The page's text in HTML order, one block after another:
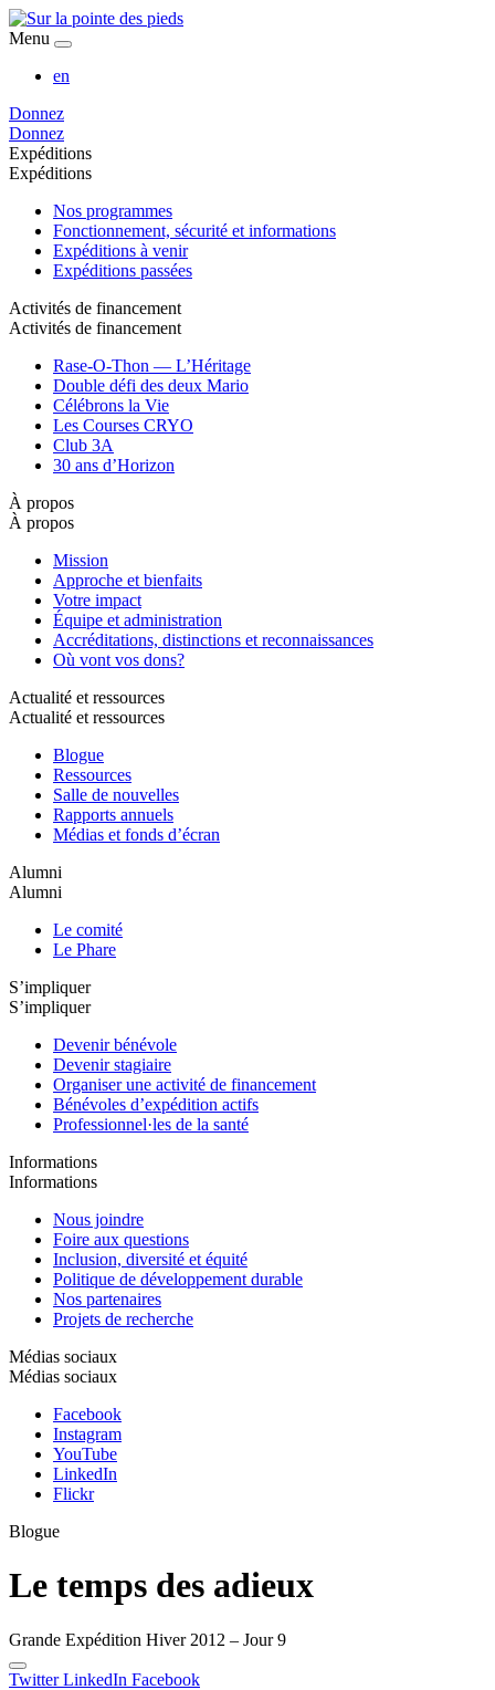
Menu
en
Donnez
Donnez
Expéditions
Expéditions
Nos programmes
Fonctionnement, sécurité et informations
Expéditions à venir
Expéditions passées
Activités de financement
Activités de financement
Rase-O-Thon — L’Héritage
Double défi des deux Mario
Célébrons la Vie
Les Courses CRYO
Club 3A
30 ans d’Horizon
À propos
À propos
Mission
Approche et bienfaits
Votre impact
Équipe et administration
Accréditations, distinctions et reconnaissances
Où vont vos dons?
Actualité et ressources
Actualité et ressources
Blogue
Ressources
Salle de nouvelles
Rapports annuels
Médias et fonds d’écran
Alumni
Alumni
Le comité
Le Phare
S’impliquer
S’impliquer
Devenir bénévole
Devenir stagiaire
Organiser une activité de financement
Bénévoles d’expédition actifs
Professionnel·les de la santé
Informations
Informations
Nous joindre
Foire aux questions
Inclusion, diversité et équité
Politique de développement durable
Nos partenaires
Projets de recherche
Médias sociaux
Médias sociaux
Facebook
Instagram
YouTube
LinkedIn
Flickr
Blogue
Le temps des adieux
Grande Expédition Hiver 2012 – Jour 9
Twitter LinkedIn Facebook